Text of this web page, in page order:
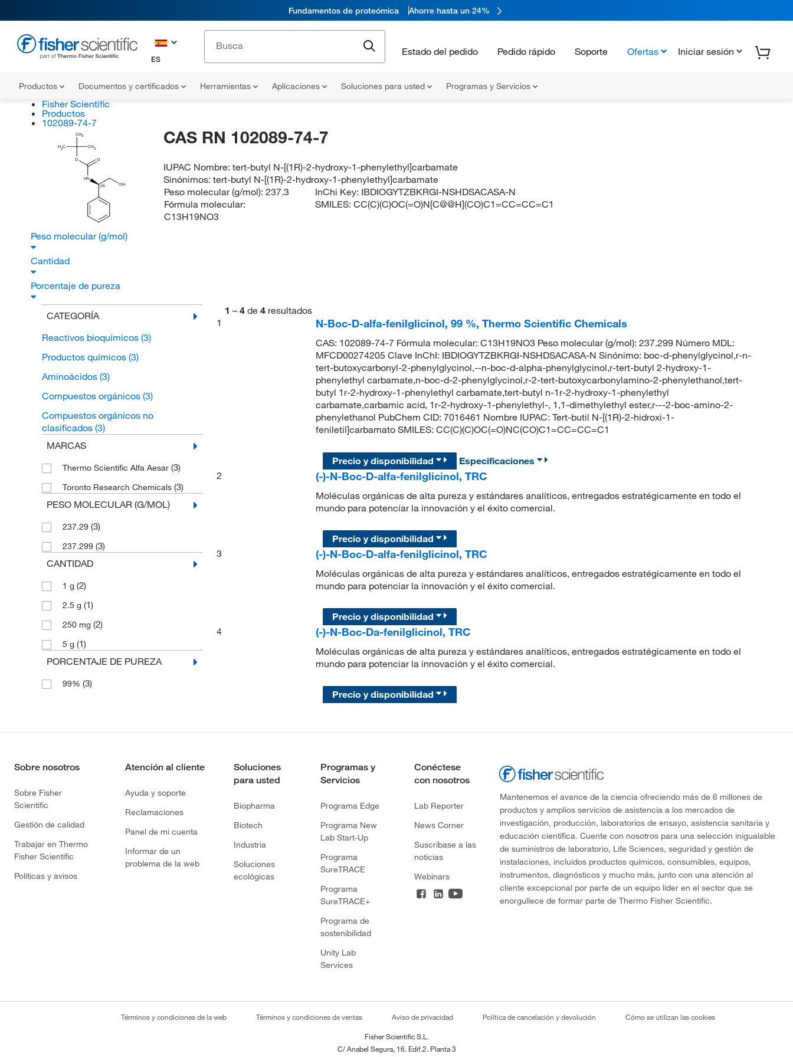
Fundamentos de proteómica Ahorre hasta un 24%
ES
Estado del pedido Pedido rápido Soporte Ofertas Iniciar sesión
Productos Documentos y certificados Herramientas Aplicaciones Soluciones para usted Programas y Servicios
Fisher Scientific
Productos
102089-74-7
CH3
H3C CH3
O O
HN
(R) OH
CAS RN 102089-74-7
IUPAC Nombre:tert-butyl N-[(1R)-2-hydroxy-1-phenylethyl]carbamate
Sinónimos:tert-butyl N-[(1R)-2-hydroxy-1-phenylethyl]carbamate
Peso molecular (g/mol): 237.3
Fórmula molecular:
C13H19NO3
InChi Key: IBDIOGYTZBKRGI-NSHDSACASA-N
SMILES:CC(C)(C)OC(=O)N[C@@H](CO)C1=CC=CC=C1
Peso molecular (g/mol)
Cantidad
Porcentaje de pureza
CATEGORÍA
Reactivos bioquímicos (3)
Productos químicos (3)
Aminoácidos (3)
Compuestos orgánicos (3)
Compuestos orgánicos no
clasificados (3)
MARCAS
Thermo Scientific Alfa Aesar (3)
Toronto Research Chemicals (3)
PESO MOLECULAR (G/MOL)
237.29 (3)
237.299 (3)
CANTIDAD
1 g (2)
2.5 g (1)
250 mg (2)
5 g (1)
PORCENTAJE DE PUREZA
99% (3)
1 – 4 de 4 resultados
1
N-Boc-D-alfa-fenilglicinol, 99 %, Thermo Scientific Chemicals
CAS: 102089-74-7 Fórmula molecular: C13H19NO3 Peso molecular (g/mol): 237.299 Número MDL:
MFCD00274205 Clave InChI: IBDIOGYTZBKRGI-NSHDSACASA-N Sinónimo: boc-d-phenylglycinol,r-n-
tert-butoxycarbonyl-2-phenylglycinol,--n-boc-d-alpha-phenylglycinol,r-tert-butyl 2-hydroxy-1-
phenylethyl carbamate,n-boc-d-2-phenylglycinol,r-2-tert-butoxycarbonylamino-2-phenylethanol,tert-
butyl 1r-2-hydroxy-1-phenylethyl carbamate,tert-butyl n-1r-2-hydroxy-1-phenylethyl
carbamate,carbamic acid, 1r-2-hydroxy-1-phenylethyl-, 1,1-dimethylethyl ester,r---2-boc-amino-2-
phenylethanol PubChem CID: 7016461 Nombre IUPAC: Tert-butil N-[(1R)-2-hidroxi-1-
feniletil]carbamato SMILES: CC(C)(C)OC(=O)NC(CO)C1=CC=CC=C1
Precio y disponibilidad
Especificaciones
2
(-)-N-Boc-D-alfa-fenilglicinol, TRC
Moléculas orgánicas de alta pureza y estándares analíticos, entregados estratégicamente en todo el
mundo para potenciar la innovación y el éxito comercial.
Precio y disponibilidad
3
(-)-N-Boc-D-alfa-fenilglicinol, TRC
Moléculas orgánicas de alta pureza y estándares analíticos, entregados estratégicamente en todo el
mundo para potenciar la innovación y el éxito comercial.
Precio y disponibilidad
4
(-)-N-Boc-Da-fenilglicinol, TRC
Moléculas orgánicas de alta pureza y estándares analíticos, entregados estratégicamente en todo el
mundo para potenciar la innovación y el éxito comercial.
Precio y disponibilidad
Sobre nosotros
Sobre Fisher
Scientific
Gestión de calidad
Trabajar en Thermo
Fisher Scientific
Políticas y avisos
Atención al cliente
Ayuda y soporte
Reclamaciones
Panel de mi cuenta
Informar de un
problema de la web
Soluciones
para usted
Biopharma
Biotech
Industria
Soluciones
ecológicas
Programas y
Servicios
Programa Edge
Programa New
Lab Start-Up
Programa
SureTRACE
Programa
SureTRACE+
Programa de
sostenibilidad
Unity Lab
Services
Conéctese
con nosotros
Lab Reporter
News Corner
Suscríbase a las
noticias
Webinars
Mantenemos el avance de la ciencia ofreciendo más de 6 millones de
productos y amplios servicios de asistencia a los mercados de
investigación, producción, laboratorios de ensayo, asistencia sanitaria y
educación científica. Cuente con nosotros para una selección inigualable
de suministros de laboratorio, Life Sciences, seguridad y gestión de
instalaciones, incluidos productos químicos, consumibles, equipos,
instrumentos, diagnósticos y mucho más, junto con una atención al
cliente excepcional por parte de un equipo líder en el sector que se
enorgullece de formar parte de Thermo Fisher Scientific.
Términos y condiciones de la web Términos y condiciones de ventas Aviso de privacidad Política de cancelación y devolución Cómo se utilizan las cookies
Fisher Scientific S.L.
C/ Anabel Segura, 16. Edif.2. Planta 3